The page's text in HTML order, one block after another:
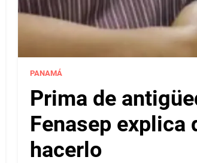
PANAMÁ
Prima de
Fenasep explica
hacerlo